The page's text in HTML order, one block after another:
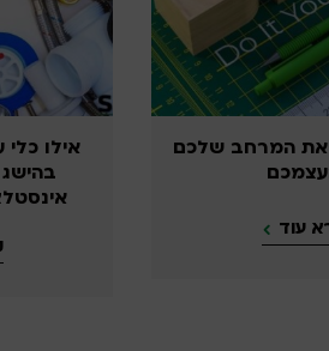
אילו כלי עבודה חשוב שיהיה
בהישג יד לתיקון בעיות